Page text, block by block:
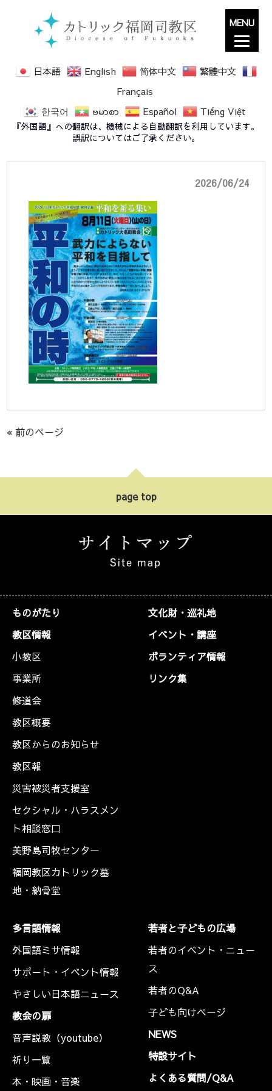
日本語 English 简体中文
繁體中文
Français
한국어
ဗမာစာ Español Tiếng Việt
『外国語』への翻訳は、機械による自動翻訳を利用しています。
誤訳についてはご了承ください。
2026平和を祈る集い[A4]表
2026/06/24
« 前のページ
page top
ものがたり
教区情報
小教区
事業所
修道会
教区概要
教区からのお知らせ
教区報
災害被災者支援室
セクシャル・ハラスメン
ト相談窓口
美野島司牧センター
福岡教区カトリック墓
地・納骨堂
文化財・巡礼地
イベント・講座
ボランティア情報
リンク集
多言語情報
外国語ミサ情報
サポート・イベント情報
やさしい日本語ニュース
教会の扉
音声説教（youtube）
祈り一覧
本・映画・音楽
若者と子どもの広場
若者のイベント・ニュー
ス
若者のQ&A
子ども向けページ
NEWS
特設サイト
よくある質問/Q&A
MENU